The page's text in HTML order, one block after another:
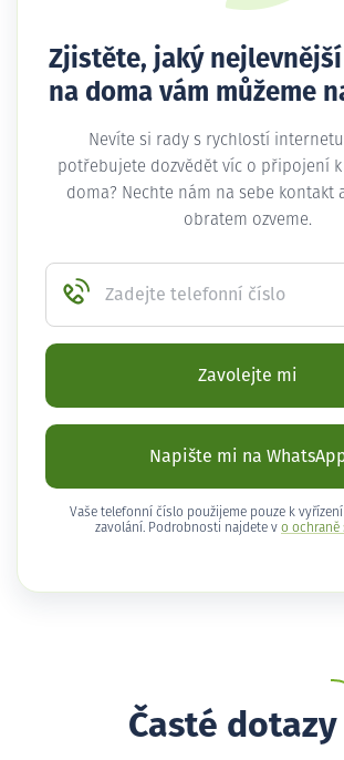
Zjistěte, jaký
na doma vám můžeme
Nevíte si rady s rychlostí
potřebujete dozvědět víc o připojení
doma? Nechte nám na sebe kontakt
obratem ozveme.
Zadejte telefonní číslo
Zavolejte mi
Napište mi na
Vaše telefonní číslo použijeme pouze k
zavolání. Podrobnosti najdete v o ochraně
Časté dotazy